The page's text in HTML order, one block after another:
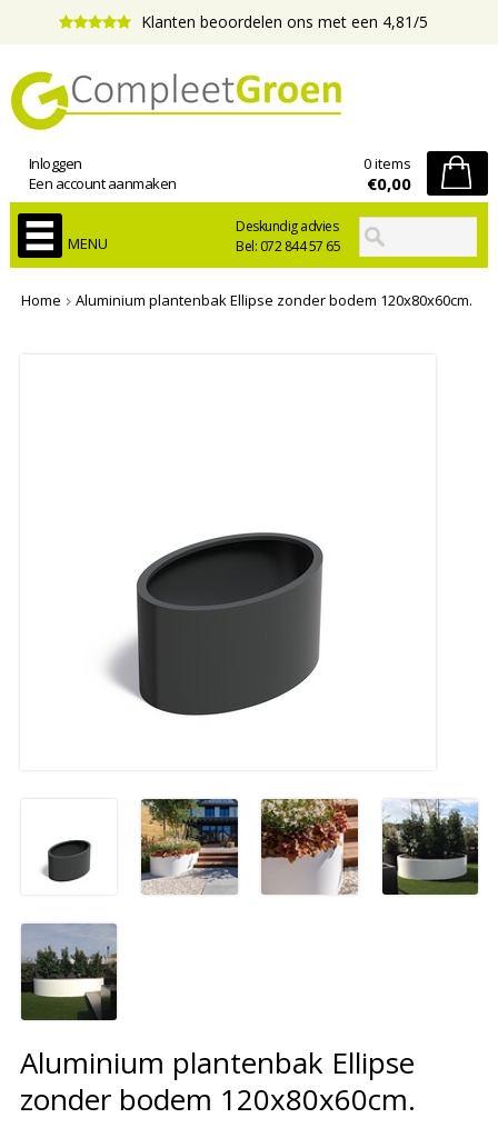
Klanten beoordelen ons met een 4,81/5
Deskundig advies
Bel: 072 844 57 65
Inloggen
Een account aanmaken
0 items
€0,00
MENU
Home Aluminium plantenbak Ellipse zonder bodem 120x80x60cm.
Aluminium plantenbak Ellipse
zonder bodem 120x80x60cm.